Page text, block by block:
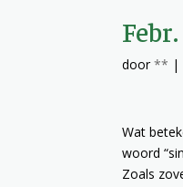
door** |
Wat
woord
Zoals